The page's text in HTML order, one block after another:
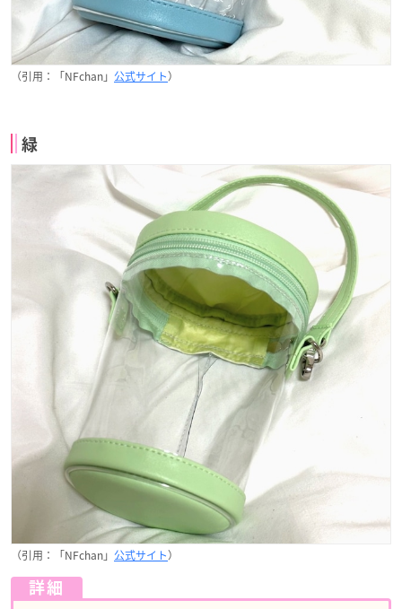
（引用：「NFchan」 公式サイト）
緑
（引用：「NFchan」 公式サイト）
詳細